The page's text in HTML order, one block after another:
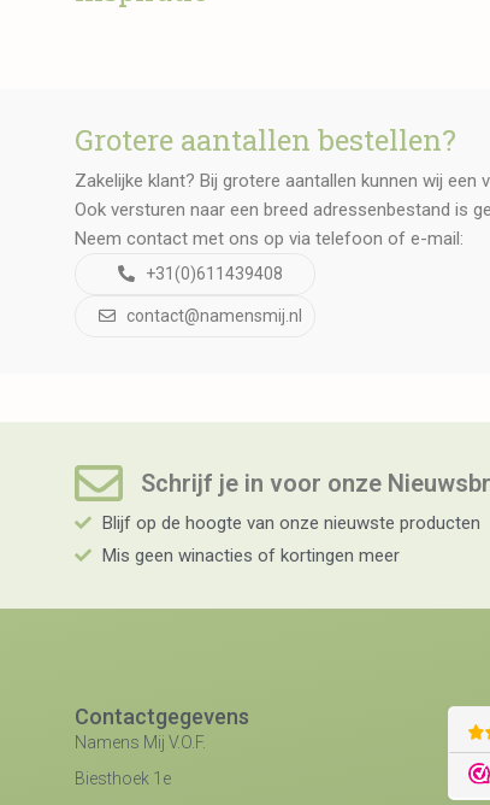
Grotere aantallen bestellen?
Zakelijke klant? Bij grotere aantallen kunnen wij een
Ook versturen naar een breed adressenbestand is
Neem contact met ons op via telefoon of e-mail:
+31(0)611439408
contact@namensmij.nl
Schrijf je in voor onze
Blijf op de hoogte van onze nieuwste producten
Mis geen winacties of kortingen meer
Contactgegevens
Namens Mij V.O.F.
Biesthoek 1e